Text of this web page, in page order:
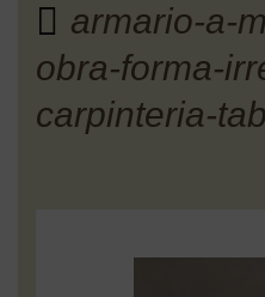
armario-a-
obra-forma-
carpinteria-